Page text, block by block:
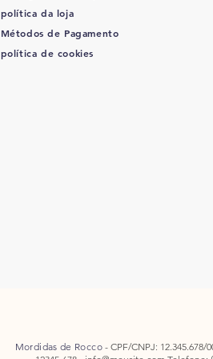
política da loja
Métodos de Pagamento
política de cookies
Mordidas de Rocco- CPF/CNPJ: